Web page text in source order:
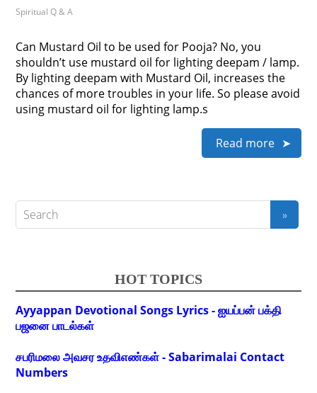
Spiritual Q & A
Can Mustard Oil to be used for Pooja? No, you
shouldn’t use mustard oil for lighting deepam / lamp.
By lighting deepam with Mustard Oil, increases the
chances of more troubles in your life. So please avoid
using mustard oil for lighting lamp.s
Read more
HOT TOPICS
Ayyappan Devotional Songs Lyrics - ஐயப்பன் பக்தி
பஜனை பாடல்கள்
சபரிமலை அவசர உதவிஎண்கள் - Sabarimalai Contact
Numbers